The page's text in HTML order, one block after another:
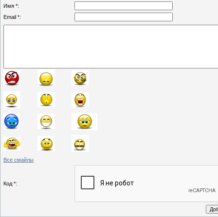
Имя *:
Email *:
Все смайлы
Код *: